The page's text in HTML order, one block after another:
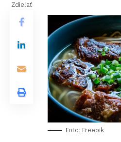
Zdieľať
Foto: Freepik